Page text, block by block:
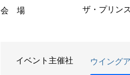
会 場 ザ・プリン
イベント主催社 ウイング